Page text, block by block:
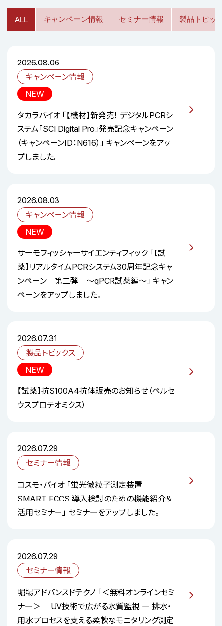
ALL キャンペーン情報 セミナー情報 製品トピッ
2026.08.06
キャンペーン情報
NEW
タカラバイオ 「【機材】新発売！ デジタルPCRシ
ステム「SCI Digital Pro」発売記念キャンペーン
（キャンペーンID：N616）」 キャンペーンをアッ
プしました。
2026.08.03
キャンペーン情報
NEW
サーモフィッシャーサイエンティフィック 「【試
薬】リアルタイムPCRシステム30周年記念キャ
ンペーン 第二弾 ～qPCR試薬編～」 キャン
ペーンをアップしました。
2026.07.31
製品トピックス
NEW
【試薬】抗S100A4抗体販売のお知らせ（ペルセ
ウスプロテオミクス）
2026.07.29
セミナー情報
コスモ・バイオ 「蛍光微粒子測定装置
SMART FCCS 導入検討のための機能紹介＆
活用セミナー」 セミナーをアップしました。
2026.07.29
セミナー情報
堀場アドバンスドテクノ 「＜無料オンラインセミ
ナー＞ UV技術で広がる水質監視 ― 排水・
用水プロセスを支える柔軟なモニタリング測定